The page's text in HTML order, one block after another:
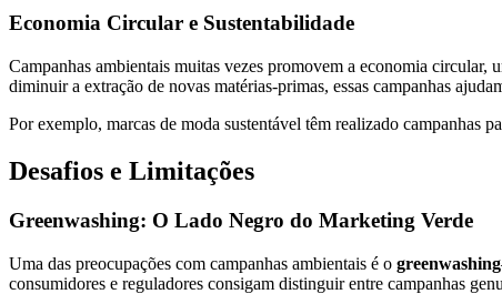
Economia Circular e Sustentabilidade
Campanhas ambientais muitas vezes promovem a economia
diminuir a extração de novas matérias-primas, essas campanhas
Por exemplo, marcas de moda sustentável têm realizado campanhas
Desafios e Limitações
Greenwashing: O Lado Negro do Marketing Verde
Uma das preocupações com campanhas ambientais é o greenwashing
consumidores e reguladores consigam distinguir entre campanhas